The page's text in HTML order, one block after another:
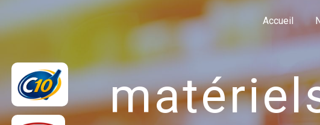
Accueil
Panneau de gestion des cookies